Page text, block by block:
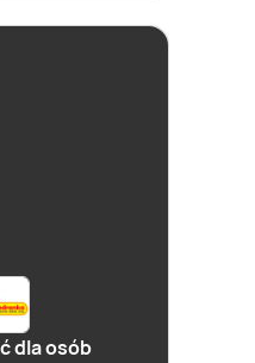
dla osób